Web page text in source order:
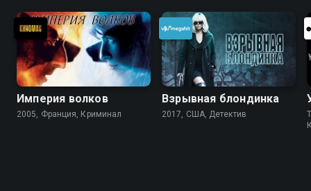
Империя волков
2005, Франция, Криминал
Взрывная блондинка
2017, США, Детектив